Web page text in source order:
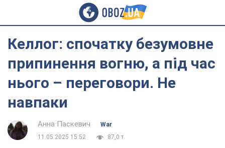
Келлог: спочатку безумовне
припинення вогню, а під час
нього – переговори. Не
навпаки
Анна Паскевич
War
11.05.2025 15:52
87,0 т.